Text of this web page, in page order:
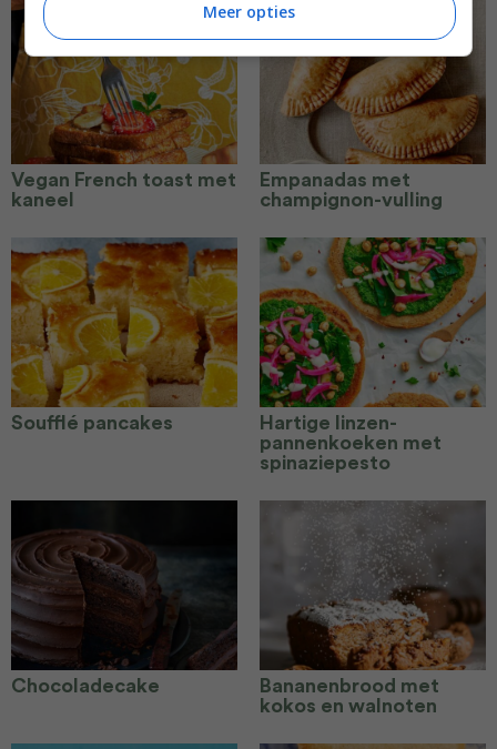
Vegan French toast met
kaneel
Empanadas met
champignon-vulling
Soufflé pancakes
Hartige linzen-
pannenkoeken met
spinaziepesto
Chocoladecake
Bananenbrood met
kokos en walnoten
Meer opties